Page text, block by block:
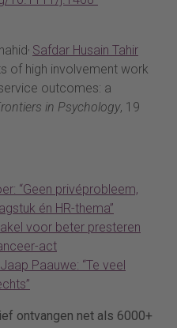
, Safdar Husain Tahir
of high involvement work
outcomes: a
in Psychology, 19
“Geen privéprobleem,
én HR-thema”
voor beter presteren
act
Paauwe: “Te veel
ontvangen net als 6000+